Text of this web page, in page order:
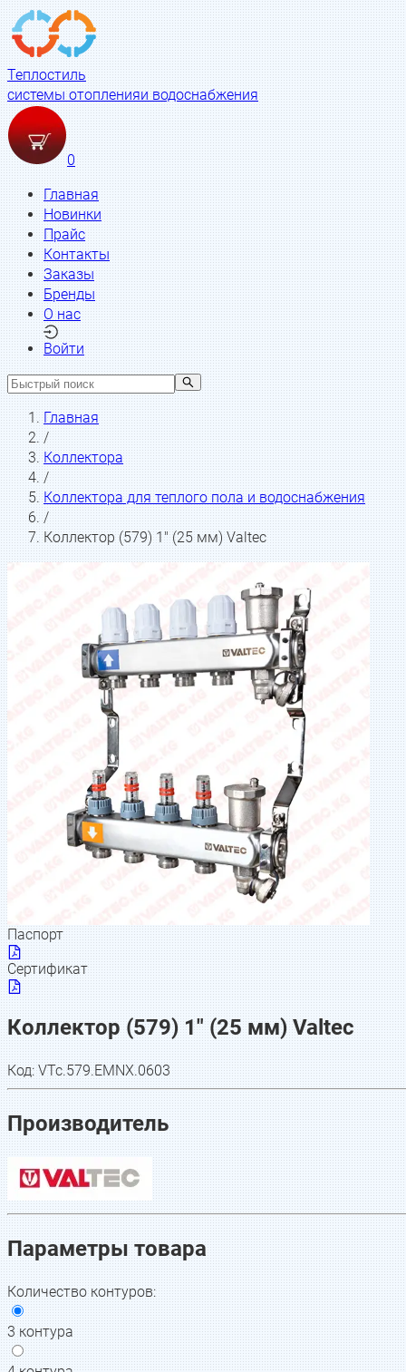
Теплостиль
системы отопленияи водоснабжения
0
Главная
Новинки
Прайс
Контакты
Заказы
Бренды
О нас
Войти
Главная
/
Коллектора
/
Коллектора для теплого пола и водоснабжения
/
Коллектор (579) 1" (25 мм) Valtec
Паспорт
Сертификат
Коллектор (579) 1" (25 мм) Valtec
Код:VTc.579.EMNX.0603
Производитель
Параметры товара
Количество контуров:
3 контура